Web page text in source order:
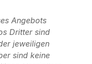
Angebots
Dritter sind
jeweiligen
sind keine